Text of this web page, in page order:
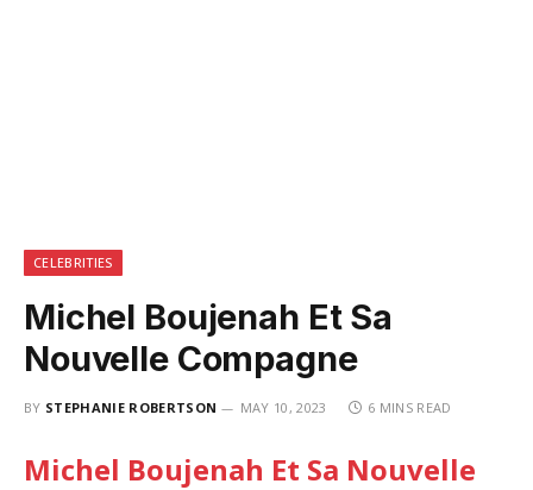
CELEBRITIES
Michel Boujenah Et Sa
Nouvelle Compagne
BY STEPHANIE ROBERTSON MAY 10, 2023 6 MINS READ
Michel Boujenah Et Sa Nouvelle